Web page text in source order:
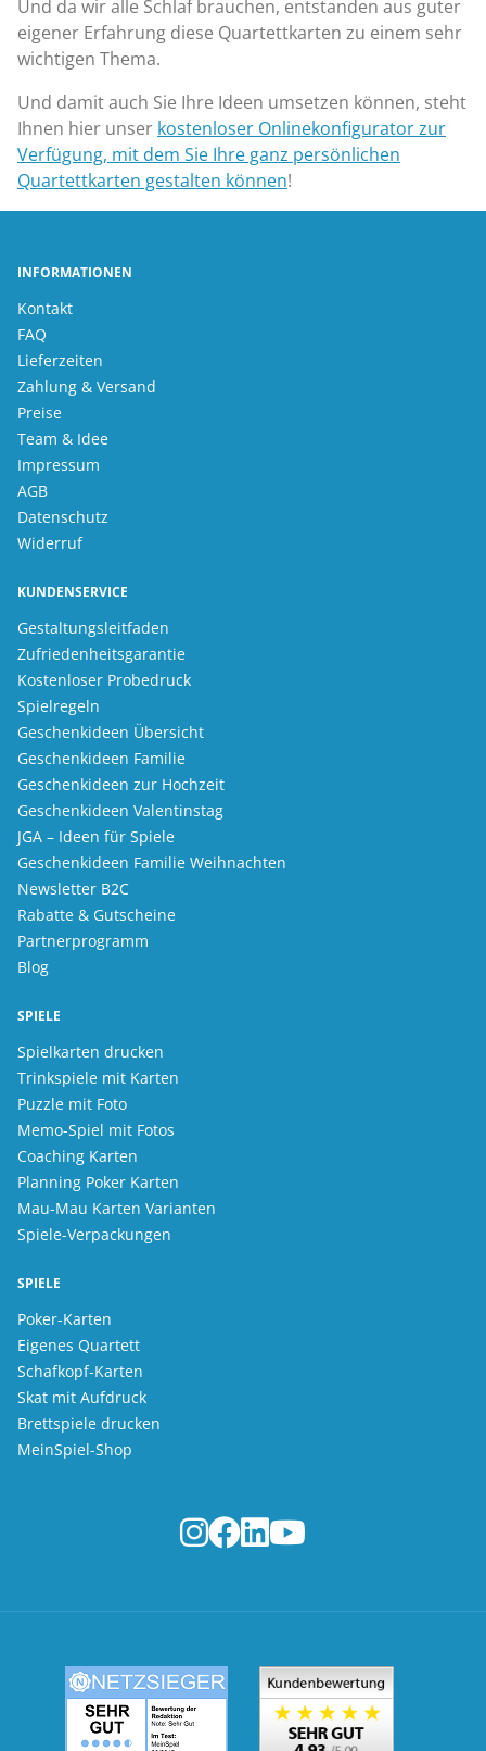
Und da wir alle Schlaf brauchen, entstanden aus guter
eigener Erfahrung diese Quartettkarten zu einem sehr
wichtigen Thema.
Und damit auch Sie Ihre Ideen umsetzen können, steht
Ihnen hier unser kostenloser Onlinekonfigurator zur
Verfügung, mit dem Sie Ihre ganz persönlichen
Quartettkarten gestalten können!
INFORMATIONEN
Kontakt
FAQ
Lieferzeiten
Zahlung & Versand
Preise
Team & Idee
Impressum
AGB
Datenschutz
Widerruf
KUNDENSERVICE
Gestaltungsleitfaden
Zufriedenheitsgarantie
Kostenloser Probedruck
Spielregeln
Geschenkideen Übersicht
Geschenkideen Familie
Geschenkideen zur Hochzeit
Geschenkideen Valentinstag
JGA – Ideen für Spiele
Geschenkideen Familie Weihnachten
Newsletter B2C
Rabatte & Gutscheine
Partnerprogramm
Blog
SPIELE
Spielkarten drucken
Trinkspiele mit Karten
Puzzle mit Foto
Memo-Spiel mit Fotos
Coaching Karten
Planning Poker Karten
Mau-Mau Karten Varianten
Spiele-Verpackungen
SPIELE
Poker-Karten
Eigenes Quartett
Schafkopf-Karten
Skat mit Aufdruck
Brettspiele drucken
MeinSpiel-Shop